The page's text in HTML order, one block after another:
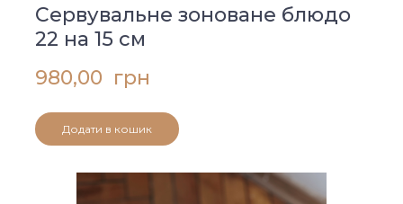
Сервувальне зоноване блюдо
22 на 15 см
980,00  грн
Додати в кошик